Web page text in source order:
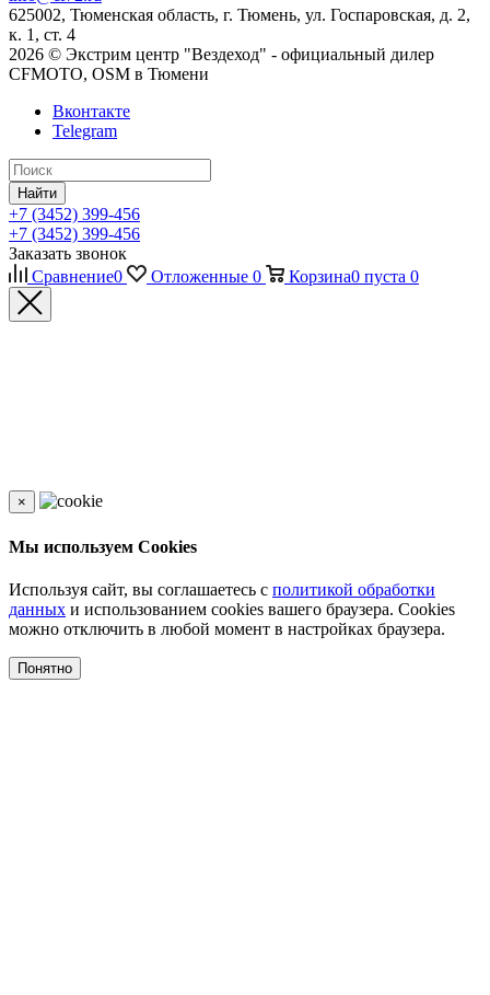
625002, Тюменская область, г. Тюмень, ул. Госпаровская, д. 2,
к. 1, ст. 4
2026 © Экстрим центр "Вездеход" - официальный дилер
CFMOTO, OSM в Тюмени
Вконтакте
Telegram
Найти
+7 (3452) 399-456
+7 (3452) 399-456
Заказать звонок
Сравнение0 Отложенные 0 Корзина0 пуста 0
×
Мы используем Cookies
Используя сайт, вы соглашаетесь с политикой обработки
данных и использованием cookies вашего браузера. Cookies
можно отключить в любой момент в настройках браузера.
Понятно